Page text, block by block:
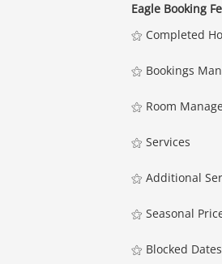
Eagle Booking
⚝ Completed
⚝ Bookings
⚝ Room
⚝ Services
⚝ Additional
⚝ Seasonal
⚝ Blocked Dates